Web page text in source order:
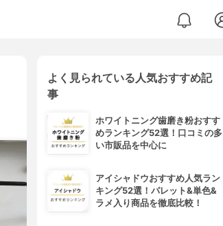
よく見られている人気おすすめ記
事
ホワイトニング歯磨き粉おすす
めランキング52選！口コミの多
い市販品を中心に
アイシャドウおすすめ人気ラン
キング52選！パレット&単色&
ラメ入り商品を徹底比較！